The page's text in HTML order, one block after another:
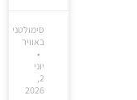
סימולטני
באוויר
יוני
2026